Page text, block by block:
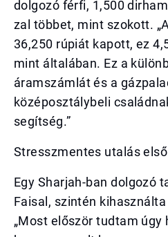
dolgozó férfi, 1,500
zal többet, mint szokott.
36,250 rúpiát kapott, ez
mint általában. Ez a
áramszámlát és a
középosztálybeli
segítség.”
Stresszmentes utalás
Egy Sharjah-ban dolgozó
Faisal, szintén
„Most először tudtam úgy